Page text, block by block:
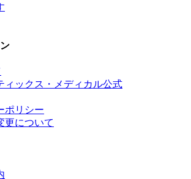
ィックス・メディカル公式
ポリシー
更について